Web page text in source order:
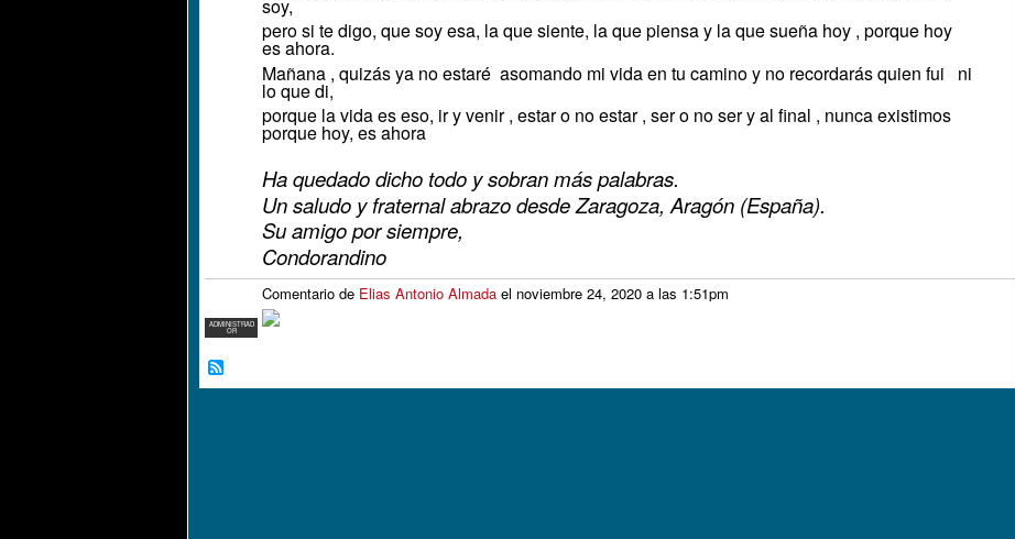
soy,
pero si te digo, que soy esa, la que siente, la que piensa y la que sueña hoy , porque hoy
es ahora.
Mañana , quizás ya no estaré asomando mi vida en tu camino y no recordarás quien fui ni
lo que di,
porque la vida es eso, ir y venir , estar o no estar , ser o no ser y al final , nunca existimos
porque hoy, es ahora
Ha quedado dicho todo y sobran más palabras.
Un saludo y fraternal abrazo desde Zaragoza, Aragón (España).
Su amigo por siempre,
Condorandino
ADMINISTRAD
OR
Comentario de Elias Antonio Almada el noviembre 24, 2020 a las 1:51pm